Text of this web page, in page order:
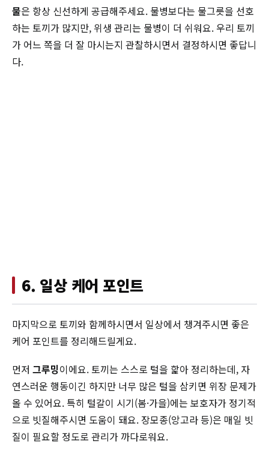
물은 항상 신선하게 공급해주세요. 물병보다는 물그릇을 선호
하는 토끼가 많지만, 위생 관리는 물병이 더 쉬워요. 우리 토끼
가 어느 쪽을 더 잘 마시는지 관찰하시면서 결정하시면 좋답니
다.
6. 일상 케어 포인트
마지막으로 토끼와 함께하시면서 일상에서 챙겨주시면 좋은
케어 포인트를 정리해드릴게요.
먼저 그루밍이에요. 토끼는 스스로 털을 핥아 정리하는데, 자
연스러운 행동이긴 하지만 너무 많은 털을 삼키면 위장 문제가
올 수 있어요. 특히 털갈이 시기(봄·가을)에는 보호자가 정기적
으로 빗질해주시면 도움이 돼요. 장모종(앙고라 등)은 매일 빗
질이 필요할 정도로 관리가 까다로워요.